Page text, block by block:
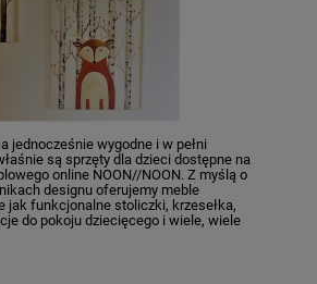
jednocześnie wygodne i w pełni
są sprzęty dla dzieci dostępne na
online NOON//NOON. Z myślą o
designu oferujemy meble
jak funkcjonalne stoliczki, krzesełka,
do pokoju dziecięcego i wiele, wiele